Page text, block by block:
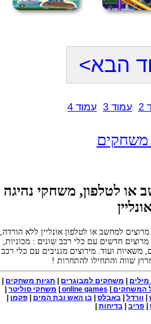
הבא>
עמוד 3 עמוד 4
משחקים
או לטלפון, משחקי נהיגה
למחשב או לטלפון אונליין ללא הורדה,
חדשים עם כלי רכב שונים : מכוניות,
משאיות ועוד. מירוצים מגניבים עם כלי רכב
שווה והתחילו להתחרות !
| משחקים למבוגרים| תגיות משחקים|
המשחקים |
online games
| משחקי סוליטר|
| וורדל| באבלס| בן האש ובת המים| פקמן|
| פריב| בדיחות|